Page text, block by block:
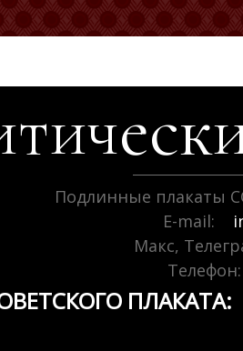
Подлинные плакаты
E-mail:
Макс,
Телефон:
ПЛАКАТА: